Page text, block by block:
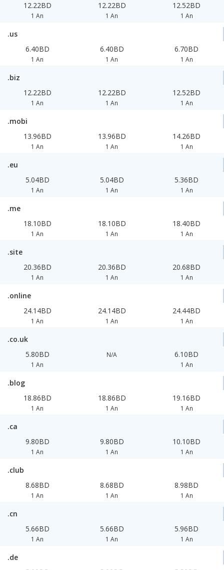
12.22BD
1 An
12.22BD
1 An
12.52BD
1 An
.us
6.40BD
1 An
6.40BD
1 An
6.70BD
1 An
.biz
12.22BD
1 An
12.22BD
1 An
12.52BD
1 An
.mobi
13.96BD
1 An
13.96BD
1 An
14.26BD
1 An
.eu
5.04BD
1 An
5.04BD
1 An
5.36BD
1 An
.me
18.10BD
1 An
18.10BD
1 An
18.40BD
1 An
.site
20.36BD
1 An
20.36BD
1 An
20.68BD
1 An
.online
24.14BD
1 An
24.14BD
1 An
24.44BD
1 An
.co.uk
5.80BD
1 An
N/A 6.10BD
1 An
.blog
18.86BD
1 An
18.86BD
1 An
19.16BD
1 An
.ca
9.80BD
1 An
9.80BD
1 An
10.10BD
1 An
.club
8.68BD
1 An
8.68BD
1 An
8.98BD
1 An
.cn
5.66BD
1 An
5.66BD
1 An
5.96BD
1 An
.de